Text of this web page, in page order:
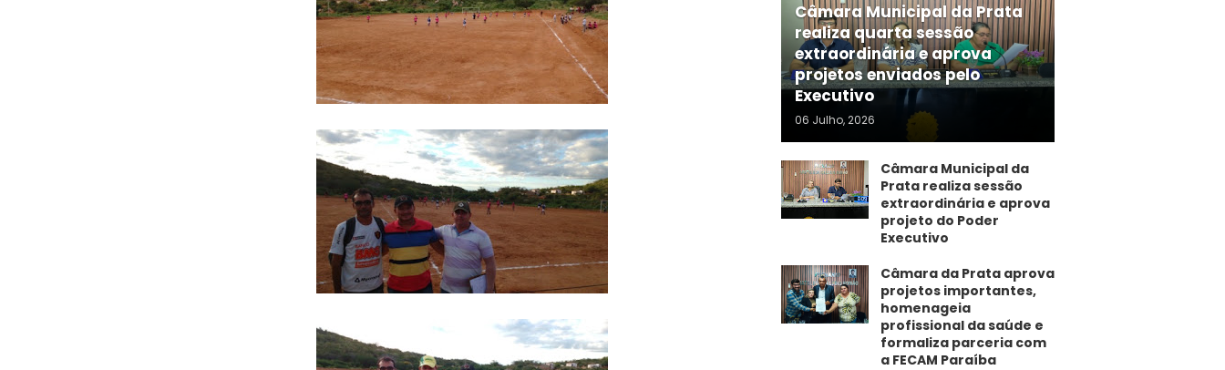
Câmara Municipal da Prata
realiza quarta sessão
extraordinária e aprova
projetos enviados pelo
Executivo
06 Julho, 2026
Câmara Municipal da
Prata realiza sessão
extraordinária e aprova
projeto do Poder
Executivo
​Câmara da Prata aprova
projetos importantes,
homenageia
profissional da saúde e
formaliza parceria com
a FECAM Paraíba